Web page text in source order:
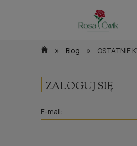
» Blog » OSTATNIE
ZALOGUJ SIĘ
E-mail: